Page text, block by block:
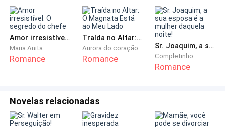
Amor irresistível: O segredo do chefe
Maria Anita
Romance
Traída no Altar: O Magnata Está ao Meu Lado
Aurora do coração
Romance
Sr. Joaquim, a sua esposa é a mulher daquela noite!
Completinho
Romance
Novelas relacionadas